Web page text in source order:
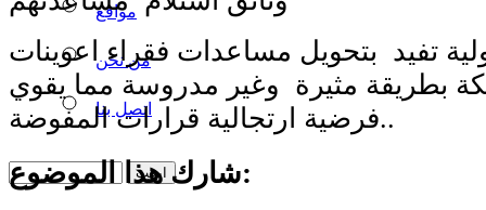
مواقع
من نحن
اتصل بنا
تفيد بتحويل مساعدات فقراء اعوينات
بطريقة مثيرة وغير مدروسة مما يقوي
فرضية ارتجالية قرارات المفوضة..
شارك هذا الموضوع: